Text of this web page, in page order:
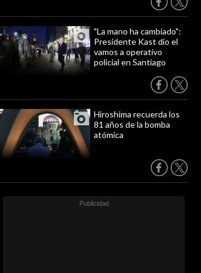
"La mano ha cambiado":
Presidente Kast dio el
vamos a operativo
policial en Santiago
Hiroshima recuerda los
81 años de la bomba
atómica